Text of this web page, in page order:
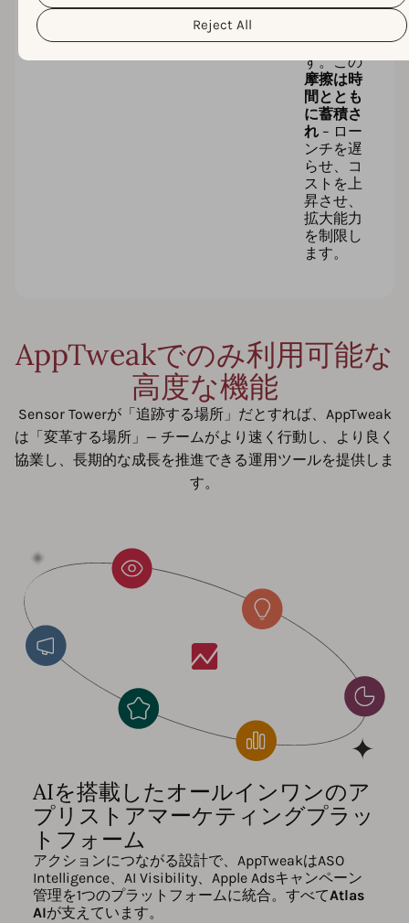
Reject All
ームの速
させま
す。この
摩擦は時
間ととも
に蓄積さ
れ – ロー
ンチを遅
らせ、コ
ストを上
昇させ、
拡大能力
を制限し
ます。
AppTweakでのみ利用可能な
高度な機能
Sensor Towerが「追跡する場所」だとすれば、AppTweak
は「変革する場所」— チームがより速く行動し、より良く
協業し、長期的な成長を推進できる運用ツールを提供しま
す。
AIを搭載したオールインワンのア
プリストアマーケティングプラッ
トフォーム
アクションにつながる設計で、AppTweakはASO
Intelligence、AI Visibility、Apple Adsキャンペーン
管理を1つのプラットフォームに統合。すべてAtlas
AIが支えています。